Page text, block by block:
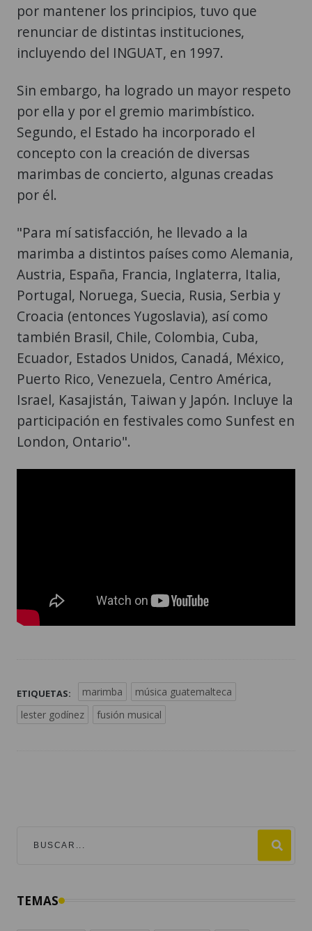
por mantener los principios, tuvo que
renunciar de distintas instituciones,
incluyendo del INGUAT, en 1997.
Sin embargo, ha logrado un mayor respeto
por ella y por el gremio marimbístico.
Segundo, el Estado ha incorporado el
concepto con la creación de diversas
marimbas de concierto, algunas creadas
por él.
"Para mí satisfacción, he llevado a la
marimba a distintos países como Alemania,
Austria, España, Francia, Inglaterra, Italia,
Portugal, Noruega, Suecia, Rusia, Serbia y
Croacia (entonces Yugoslavia), así como
también Brasil, Chile, Colombia, Cuba,
Ecuador, Estados Unidos, Canadá, México,
Puerto Rico, Venezuela, Centro América,
Israel, Kasajistán, Taiwan y Japón. Incluye la
participación en festivales como Sunfest en
London, Ontario".
ETIQUETAS: marimba
música guatemalteca
lester godínez
fusión musical
TEMAS